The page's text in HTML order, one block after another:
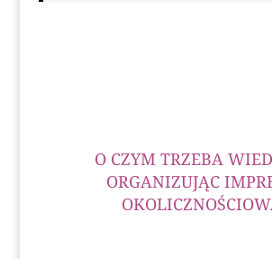
O CZYM TRZEBA
ORGANIZUJĄC